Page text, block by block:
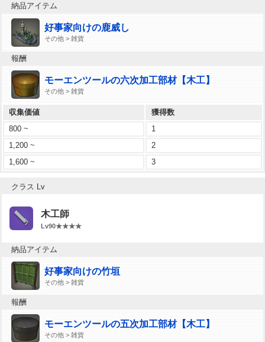
納品アイテム
好事家向けの鹿威し
その他 > 雑貨
報酬
モーエンツールの六次加工部材【木工】
その他 > 雑貨
収集価値
獲得数
800 ~
1
1,200 ~
2
1,600 ~
3
クラス Lv
木工師
Lv90★★★★
納品アイテム
好事家向けの竹垣
その他 > 雑貨
報酬
モーエンツールの五次加工部材【木工】
その他 > 雑貨